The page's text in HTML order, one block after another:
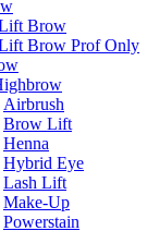
Brow
Brow Prof Only
Airbrush
Brow Lift
Henna
Hybrid Eye
Lash Lift
Make-Up
Powerstain